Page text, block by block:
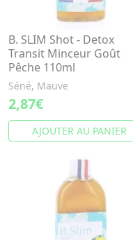
B. SLIM Shot - Detox
Transit Minceur Goût
Pêche 110ml
Séné, Mauve
2,87€
AJOUTER AU PANIER